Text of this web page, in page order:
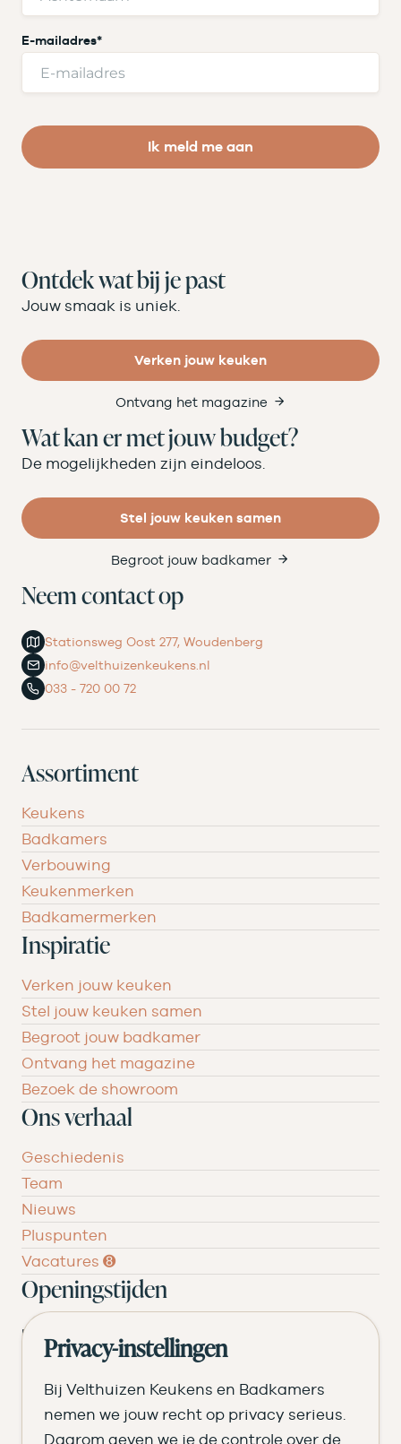
E-mailadres*
Ik meld me aan
Ontdek wat bij je past
Jouw smaak is uniek.
Verken jouw keuken
Ontvang het magazine
Wat kan er met jouw budget?
De mogelijkheden zijn eindeloos.
Stel jouw keuken samen
Begroot jouw badkamer
Neem contact op
Stationsweg Oost 277, Woudenberg
info@velthuizenkeukens.nl
033 - 720 00 72
Assortiment
Keukens
Badkamers
Verbouwing
Keukenmerken
Badkamermerken
Inspiratie
Verken jouw keuken
Stel jouw keuken samen
Begroot jouw badkamer
Ontvang het magazine
Bezoek de showroom
Ons verhaal
Geschiedenis
Team
Nieuws
Pluspunten
Vacatures ➑
Openingstijden
DI 09.00 tot 17.30
09.00 tot 17.30
Privacy-instellingen
Bij Velthuizen Keukens en Badkamers
nemen we jouw recht op privacy serieus.
Daarom geven we je de controle over de